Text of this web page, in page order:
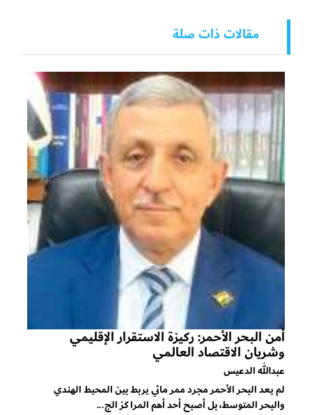
مقالات ذات صلة
أمن البحر الأحمر: ركيزة الاستقرار الإقليمي
وشريان الاقتصاد العالمي
عبدالله الدعيس
لم يعد البحر الأحمر مجرد ممر مائي يربط بين المحيط الهندي
والبحر المتوسط، بل أصبح أحد أهم المراكز الج...